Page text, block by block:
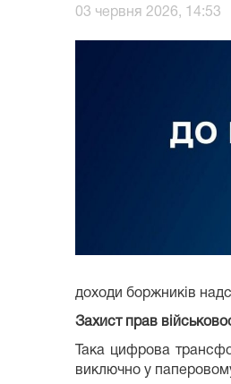
03 червня 2026, 14:53
доходи боржників
Захист прав
Така цифрова
виключно у